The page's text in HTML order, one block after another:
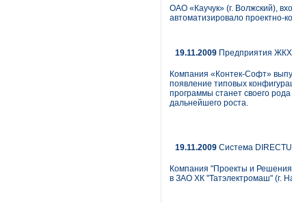
ОАО «Каучук» (г. Волжский),
автоматизировало проектно-
19.11.2009 Предприятия ЖКХ
Компания «Контек-Софт»
появление типовых
программы станет своего
дальнейшего роста.
19.11.2009 Система
Компания "Проекты и
в ЗАО ХК "Татэлектромаш" (г.